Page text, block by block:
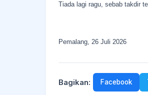
Tiada lagi ragu, sebab takdir
Pemalang, 26 Juli 2026
Bagikan: Facebook